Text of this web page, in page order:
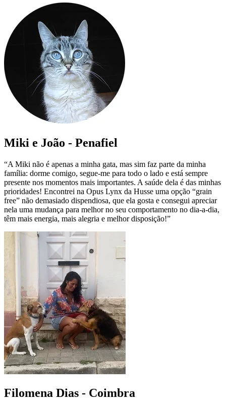
Miki e João - Penafiel
“A Miki não é apenas a minha gata, mas sim faz parte da minha
família: dorme comigo, segue-me para todo o lado e está sempre
presente nos momentos mais importantes. A saúde dela é das minhas
prioridades! Encontrei na Opus Lynx da Husse uma opção “grain
free” não demasiado dispendiosa, que ela gosta e consegui apreciar
nela uma mudança para melhor no seu comportamento no dia-a-dia,
têm mais energia, mais alegria e melhor disposição!”
Filomena Dias - Coimbra